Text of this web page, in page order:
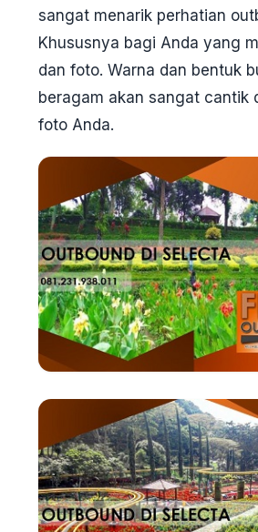
sangat menarik perhatian
Khususnya bagi Anda yang
dan foto. Warna dan bentuk
beragam akan sangat cantik
foto Anda.